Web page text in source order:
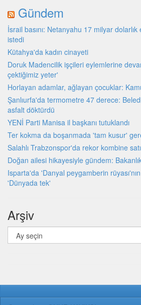
Gündem
İsrail basını: Netanyahu 17 milyar
istedi
Kütahya'da kadın cinayeti
Doruk Madencilik işçileri eylemlerine
çektiğimiz yeter'
Horlayan adamlar, ağlayan çocuklar:
Şanlıurfa'da termometre 47 derece:
asfalt döktürdü
YENİ Parti Manisa il başkanı tutuklandı
Ter kokma da boşanmada 'tam kusur'
Salahlı Trabzonspor'da rekor kombine
Doğan ailesi hikayesiyle gündem:
Isparta'da 'Danyal peygamberin
'Dünyada tek'
Arşiv
Arşiv